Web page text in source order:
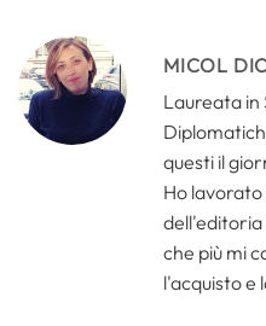
MICOL
Laureata in
questi il
Ho
dell'editoria
che più mi
l'acquisto e